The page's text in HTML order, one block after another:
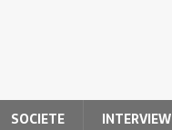
SOCIETE INTERVIEW